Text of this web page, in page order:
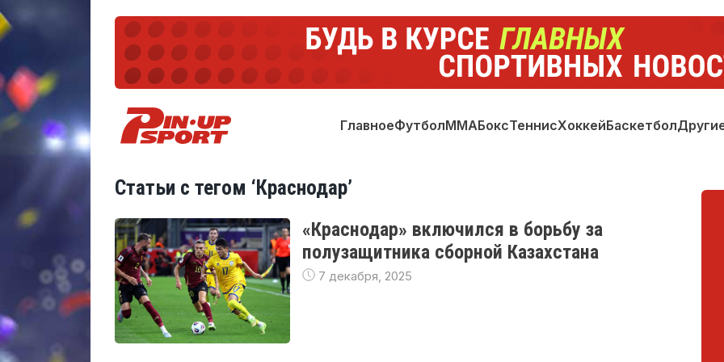
ГлавноеФутболММАБоксТеннисХоккейБаскетбол
Статьи с тегом ‘Краснодар’
«Краснодар» включился в борьбу за
полузащитника сборной Казахстана
7 декабря, 2025